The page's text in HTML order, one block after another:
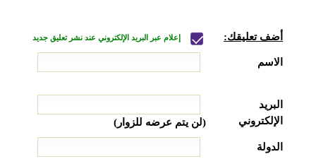
أضف تعليقك: إعلام عبر البريد الإلكتروني عند نشر تعليق جديد
الاسم
البريد
الإلكتروني
(لن يتم عرضه للزوار)
الدولة